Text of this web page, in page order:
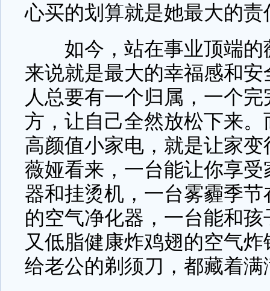
心买的划算就是她最大的责
如今，站在事业顶端的
来说就是最大的幸福感和安
人总要有一个归属，一个
方，让自己全然放松下来
高颜值小家电，就是让家变
薇娅看来，一台能让你享
器和挂烫机，一台雾霾季
的空气净化器，一台能和
又低脂健康炸鸡翅的空气
给老公的剃须刀，都藏着